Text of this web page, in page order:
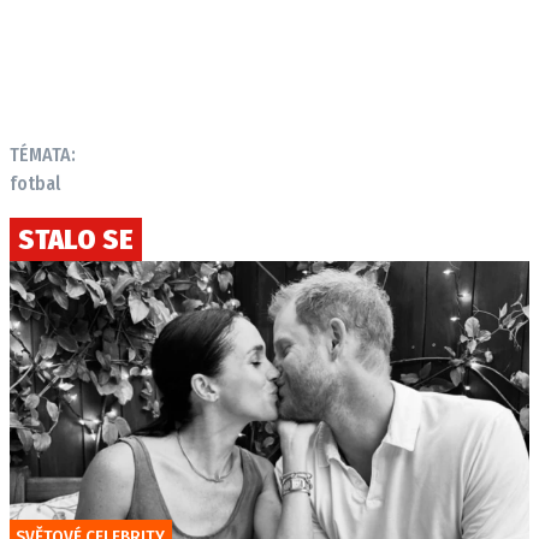
TÉMATA:
fotbal
STALO SE